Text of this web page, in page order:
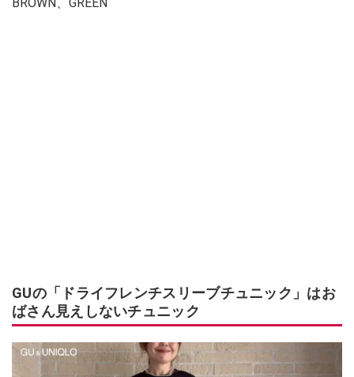
GUの「ドライフレンチスリーブチュニック」はお
ばさん見えしないチュニック